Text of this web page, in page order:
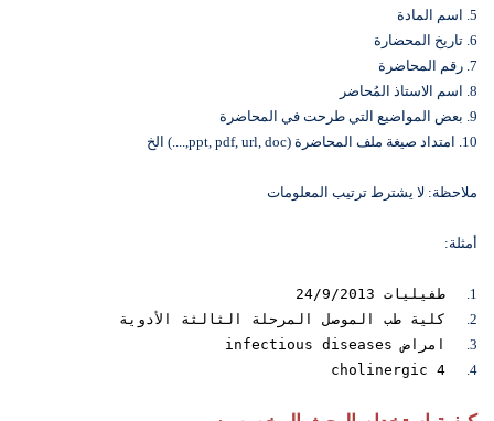
5. اسم المادة
6. تاريخ المحضارة
7. رقم المحاضرة
8. اسم الاستاذ المُحاضر
9. بعض المواضيع التي طرحت في المحاضرة
10. امتداد صيغة ملف المحاضرة (ppt, pdf, url, doc,....) الخ
ملاحظة: لا يشترط ترتيب المعلومات
أمثلة:
1.
طفيليات 24/9/2013
2.
كلية طب الموصل المرحلة الثالثة الأدوية
3.
امراض infectious diseases
4.